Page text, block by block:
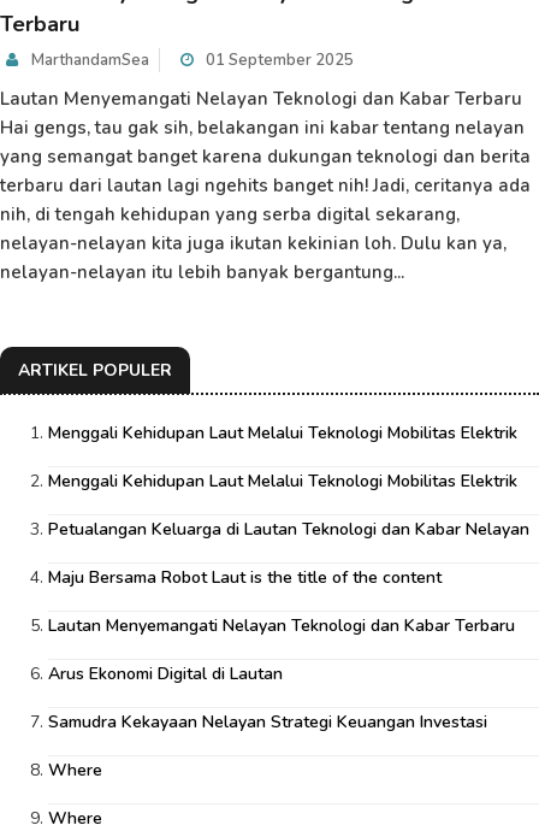
Terbaru
MarthandamSea 01 September 2025
Lautan Menyemangati Nelayan Teknologi dan Kabar Terbaru
Hai gengs, tau gak sih, belakangan ini kabar tentang nelayan
yang semangat banget karena dukungan teknologi dan berita
terbaru dari lautan lagi ngehits banget nih! Jadi, ceritanya ada
nih, di tengah kehidupan yang serba digital sekarang,
nelayan-nelayan kita juga ikutan kekinian loh. Dulu kan ya,
nelayan-nelayan itu lebih banyak bergantung...
ARTIKEL POPULER
Menggali Kehidupan Laut Melalui Teknologi Mobilitas Elektrik
Menggali Kehidupan Laut Melalui Teknologi Mobilitas Elektrik
Petualangan Keluarga di Lautan Teknologi dan Kabar Nelayan
Maju Bersama Robot Laut is the title of the content
Lautan Menyemangati Nelayan Teknologi dan Kabar Terbaru
Arus Ekonomi Digital di Lautan
Samudra Kekayaan Nelayan Strategi Keuangan Investasi
Where
Where